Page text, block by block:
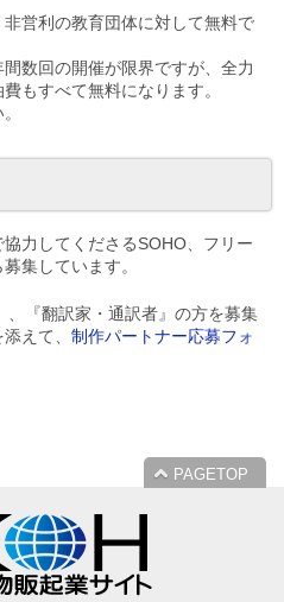
営利の教育団体に対して無料で
数回の開催が限界ですが、全力
もすべて無料になります。
力してくださるSOHO、フリー
集しています。
、『翻訳家・通訳者』の方を募集
えて、制作パートナー応募フォ
PAGETOP